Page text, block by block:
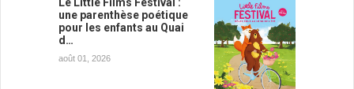
une parenthèse poétique
pour les enfants au Quai
d…
août 01, 2026